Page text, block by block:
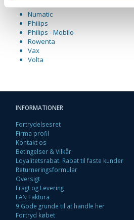
Nilfisk - Alle modeller
Numatic
Philips
Philips - Mobilo
Rowenta
Vax
Volta
INFORMATIONER
Fortrydelsesret
Firma profil
Kontakt os
Betingelser & Vilkår
Loyalitetsrabat. Rabat til faste kunder
Returneringsformular
Oversigt
Fragt og Levering
EAN Faktura
9 Gode grunde til at handle her
Fortryd købet